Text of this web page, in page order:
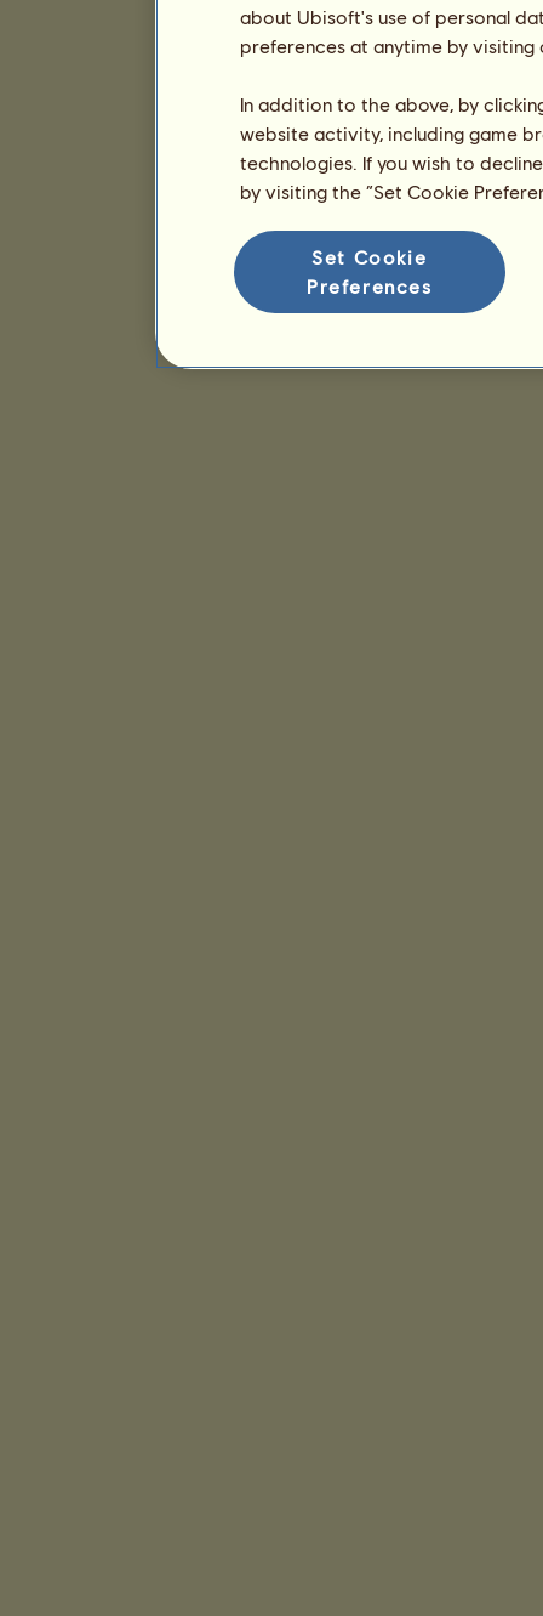
about Ubisoft's use of personal
preferences at anytime by
In addition to the above, by
website activity, including game
technologies. If you wish to
by visiting the “Set Cookie
Set Cookie
Preferences